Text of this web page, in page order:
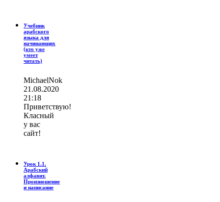
Учебник
арабского
языка для
начинающих
(кто уже
умеет
читать)
MichaelNok
21.08.2020
21:18
Приветствую!
Класный
у вас
сайт!
Урок 1.1.
Арабский
алфавит.
Произношение
и написание